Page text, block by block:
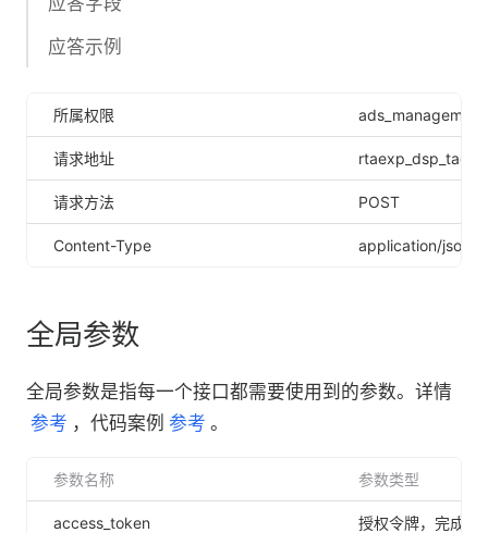
应答示例
所属权限 ads_management
请求地址
请求方法 POST
Content-Type application/json
全局参数
全局参数是指每一个接口都需要使用到的参数。详情
参考 ，代码案例 参考 。
参数名称 参数类型
access_token 授权令牌，完成